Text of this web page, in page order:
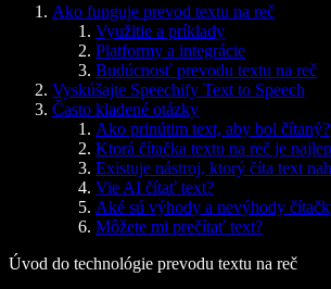
Ako funguje prevod textu na reč
Využitie a príklady
Platformy a integrácie
Budúcnosť prevodu textu na reč
Vyskúšajte Speechify Text to Speech
Často kladené otázky
Ako prinútim text, aby bol čítaný?
Ktorá čítačka textu na reč je
Existuje nástroj, ktorý číta text
Vie AI čítať text?
Aké sú výhody a nevýhody
Môžete mi prečítať text?
Úvod do technológie prevodu textu na reč